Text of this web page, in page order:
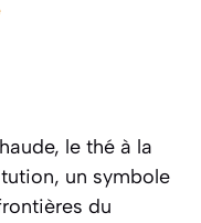
le thé à la
un symbole
du